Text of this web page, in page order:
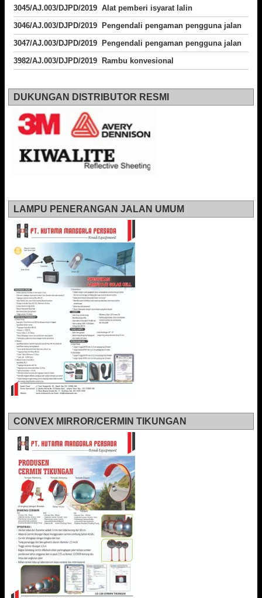
3045/AJ.003/DJPD/2019 Alat pemberi isyarat lalin
3046/AJ.003/DJPD/2019 Pengendali pengaman pengguna jalan
3047/AJ.003/DJPD/2019 Pengendali pengaman pengguna jalan
3982/AJ.003/DJPD/2019 Rambu konvesional
DUKUNGAN DISTRIBUTOR RESMI
LAMPU PENERANGAN JALAN UMUM
CONVEX MIRROR/CERMIN TIKUNGAN